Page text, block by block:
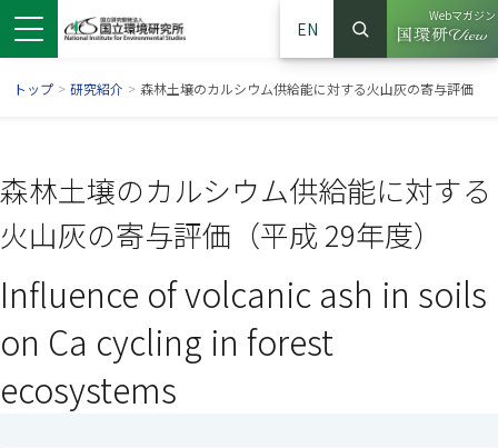
ドウで開きます）
ンドウで開きます）
ウインドウで開きます）
EN
サイト内検索
検索
Webマガジン
（別ウイ
トップ > 研究紹介 > 森林土壌のカルシウム供給能に対する火山灰の寄与評価
森林土壌のカルシウム供給能に対する
火山灰の寄与評価（平成 29年度）
Influence of volcanic ash in soils
on Ca cycling in forest
ecosystems